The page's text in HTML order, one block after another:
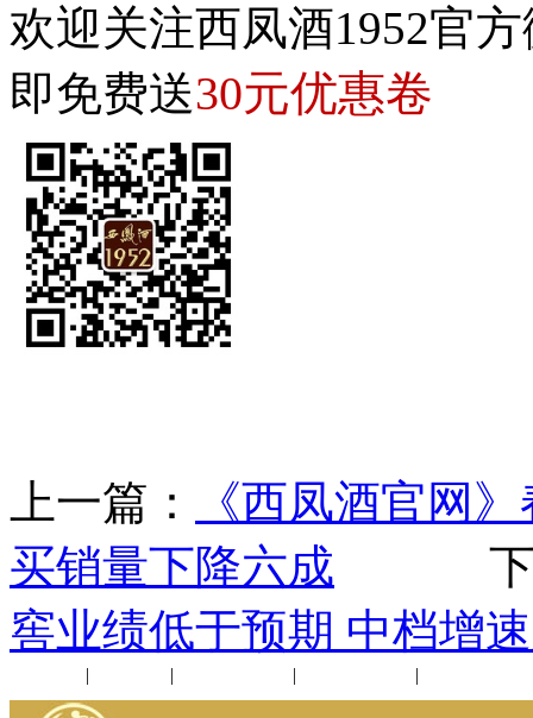
欢迎关注西凤酒1952官
即免费送30元优惠卷
上一篇：
《西凤酒官网
买销量下降六成 下一
窖业绩低于预期 中档增
| | | |